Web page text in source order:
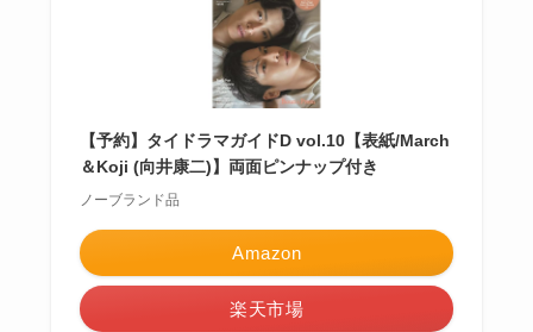
【予約】タイドラマガイドD vol.10【表紙/March
＆Koji (向井康二)】両面ピンナップ付き
ノーブランド品
Amazon
楽天市場